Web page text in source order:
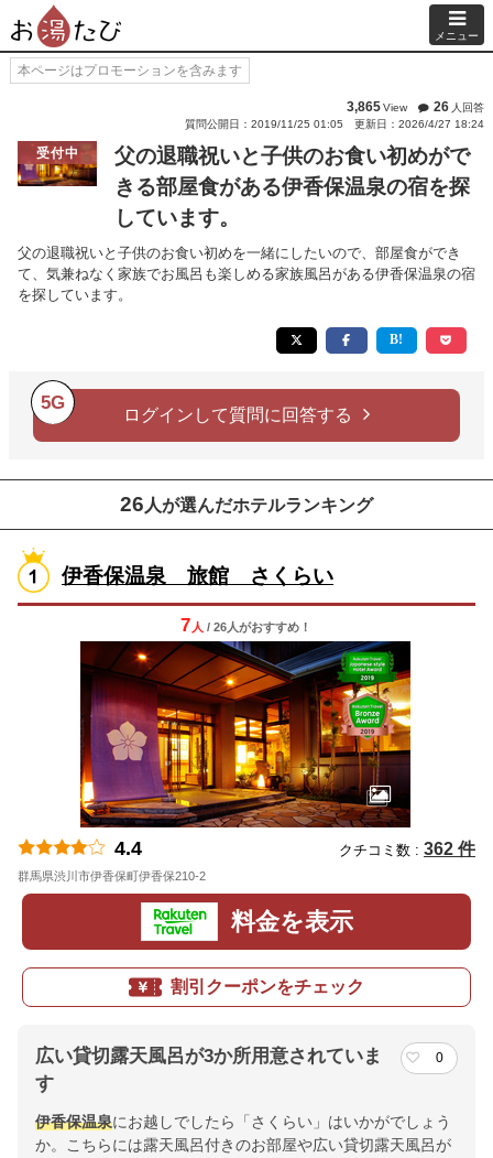
メニュー
本ページはプロモーションを含みます
3,865View 26 人回答
質問公開日：2019/11/25 01:05
更新日：2026/4/27 18:24
受付中
父の退職祝いと子供のお食い初めがで
きる部屋食がある伊香保温泉の宿を探
しています。
父の退職祝いと子供のお食い初めを一緒にしたいので、部屋食ができ
て、気兼ねなく家族でお風呂も楽しめる家族風呂がある伊香保温泉の宿
を探しています。
5G
ログインして質問に回答する
26 人が選んだホテルランキング
伊香保温泉 旅館 さくらい
7 人 / 26人がおすすめ！
4.4 クチコミ数 : 362 件
群馬県渋川市伊香保町伊香保210-2
料金を表示
割引クーポンをチェック
広い貸切露天風呂が3か所用意されていま
す
0
伊香保温泉にお越しでしたら「さくらい」はいかがでしょう
か。こちらには露天風呂付きのお部屋や広い貸切露天風呂が